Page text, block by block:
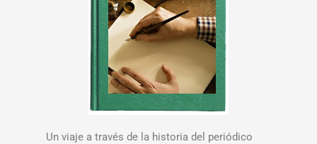
Un viaje a través de la historia del periódico